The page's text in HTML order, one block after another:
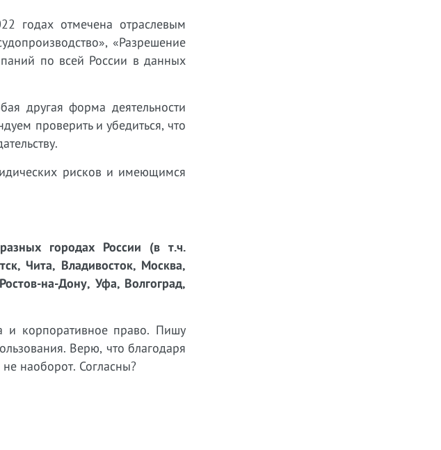
годах отмечена отраслевым
«Разрешение
по всей России в данных
другая форма деятельности
проверить и убедиться, что
рисков и имеющимся
городах России (в т.ч.
Чита, Владивосток, Москва,
на-Дону, Уфа, Волгоград,
и корпоративное право. Пишу
Верю, что благодаря
наоборот. Согласны?